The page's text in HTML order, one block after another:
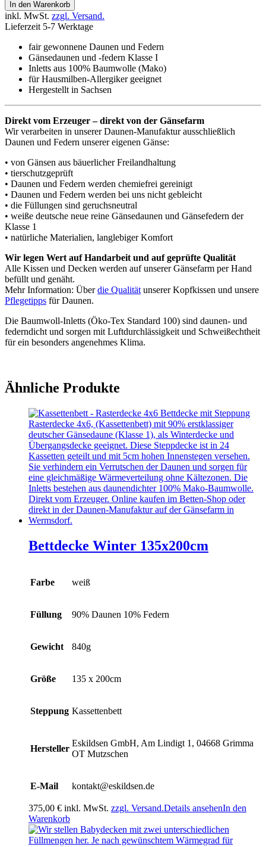
Menge
In den Warenkorb
inkl. MwSt. zzgl. Versand.
Lieferzeit 5-7 Werktage
fair gewonnene Daunen und Federn
Gänsedaunen und -federn Klasse I
Inletts aus 100% Baumwolle (Mako)
für Hausmilben-Allergiker geeignet
Hergestellt in Sachsen
Direkt vom Erzeuger – direkt von der Gänsefarm
Wir verarbeiten in unserer Daunen-Manufaktur ausschließlich
Daunen und Federn unserer eigenen Gänse:
• von Gänsen aus bäuerlicher Freilandhaltung
• tierschutzgeprüft
• Daunen und Federn werden chemiefrei gereinigt
• Daunen und Federn werden bei uns nicht gebleicht
• die Füllungen sind geruchsneutral
• weiße deutsche neue reine Gänsedaunen und Gänsefedern der
Klasse 1
• natürliche Materialien, langlebiger Komfort
Wir legen Wert auf Handarbeit und auf geprüfte Qualität
Alle Kissen und Decken werden auf unserer Gänsefarm per Hand
befüllt und genäht.
Mehr Information: Überdie Qualität unserer Kopfkissen und unsere
Pflegetipps für Daunen.
Die Baumwoll-Inletts (Öko-Tex Standard 100) sind daunen- und
federndicht und sorgen mit Luftdurchlässigkeit und Schweißechtheit
für ein besonders angenehmes Klima.
Ähnliche Produkte
Bettdecke Winter 135x200cm
Farbe weiß
Füllung 90% Daunen 10% Federn
Gewicht 840g
Größe 135 x 200cm
Steppung Kassettenbett
Hersteller
Eskildsen GmbH, Am Lindigt 1, 04668 Grimma
OT Mutzschen
E-Mail kontakt@eskildsen.de
375,00 € inkl. MwSt. zzgl. Versand.Details ansehenIn den
Warenkorb